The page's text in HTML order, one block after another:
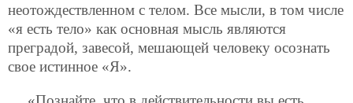
неотождествленном с телом. Все мысли, в том числе
«я есть тело» как основная мысль являются
преградой, завесой, мешающей человеку осознать
свое истинное «Я».